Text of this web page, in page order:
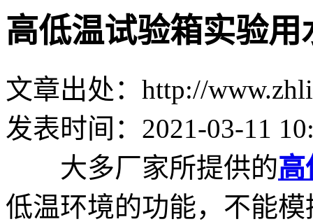
高低温试验箱实验用
文章出处：http://
发表时间：2021-03-11
大多厂家所提供的高
低温环境的功能，不能